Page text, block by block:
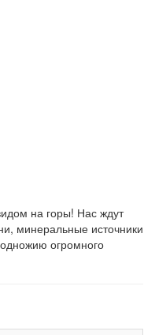
на горы! Нас ждут
минеральные источники
огромного